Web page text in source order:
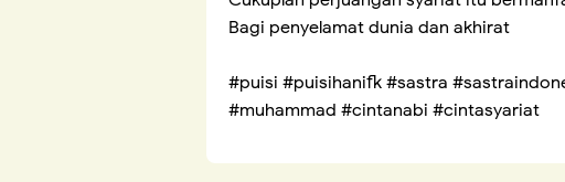
Bagi penyelamat dunia dan akhirat
#puisi #puisihanifk #sastra
#muhammad #cintanabi #cintasyariat